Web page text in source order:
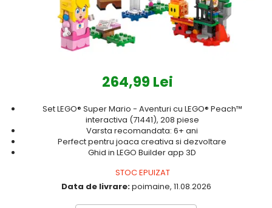
Accesorii auto copii
Haine & accesorii plaja
Puericultura mare
Carucioare si scaune auto
264,99 Lei
Set LEGO® Super Mario - Aventuri cu LEGO® Peach™
interactiva (71441), 208 piese
Varsta recomandata: 6+ ani
Perfect pentru joaca creativa si dezvoltare
Ghid in LEGO Builder app 3D
STOC EPUIZAT
Data de livrare:poimaine, 11.08.2026